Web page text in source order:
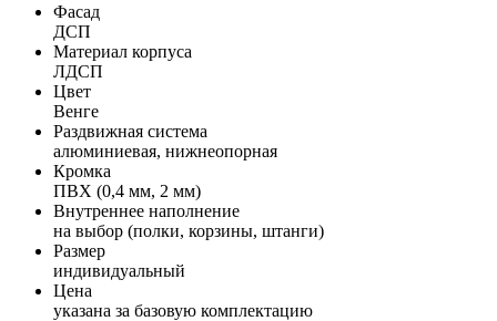
Фасад
ДСП
Материал корпуса
ЛДСП
Цвет
Венге
Раздвижная система
алюминиевая, нижнеопорная
Кромка
ПВХ (0,4 мм, 2 мм)
Внутреннее наполнение
на выбор (полки, корзины, штанги)
Размер
индивидуальный
Цена
указана за базовую комплектацию